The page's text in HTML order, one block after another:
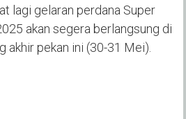
lagi gelaran perdana Super
akan segera berlangsung di
akhir pekan ini (30-31 Mei).